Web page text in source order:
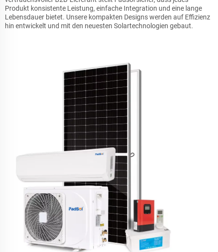
Produkt konsistente Leistung, einfache Integration und eine lange
Lebensdauer bietet. Unsere kompakten Designs werden auf Effizienz
hin entwickelt und mit den neuesten Solartechnologien gebaut.